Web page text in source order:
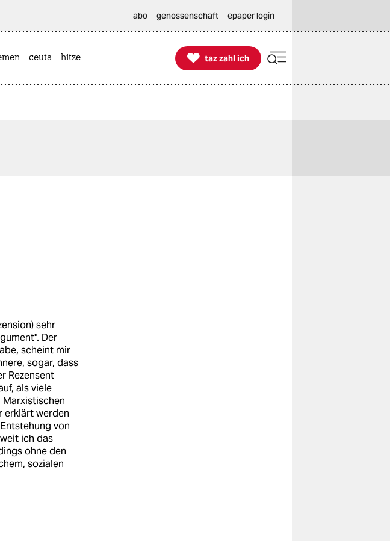
abo genossenschaft epaper login
ceuta hitze 
taz zahl ich
taz zahl ich
sehr
Der
scheint mir
sogar, dass
Rezensent
als viele
Marxistischen
erklärt werden
von
ich das
ohne den
sozialen